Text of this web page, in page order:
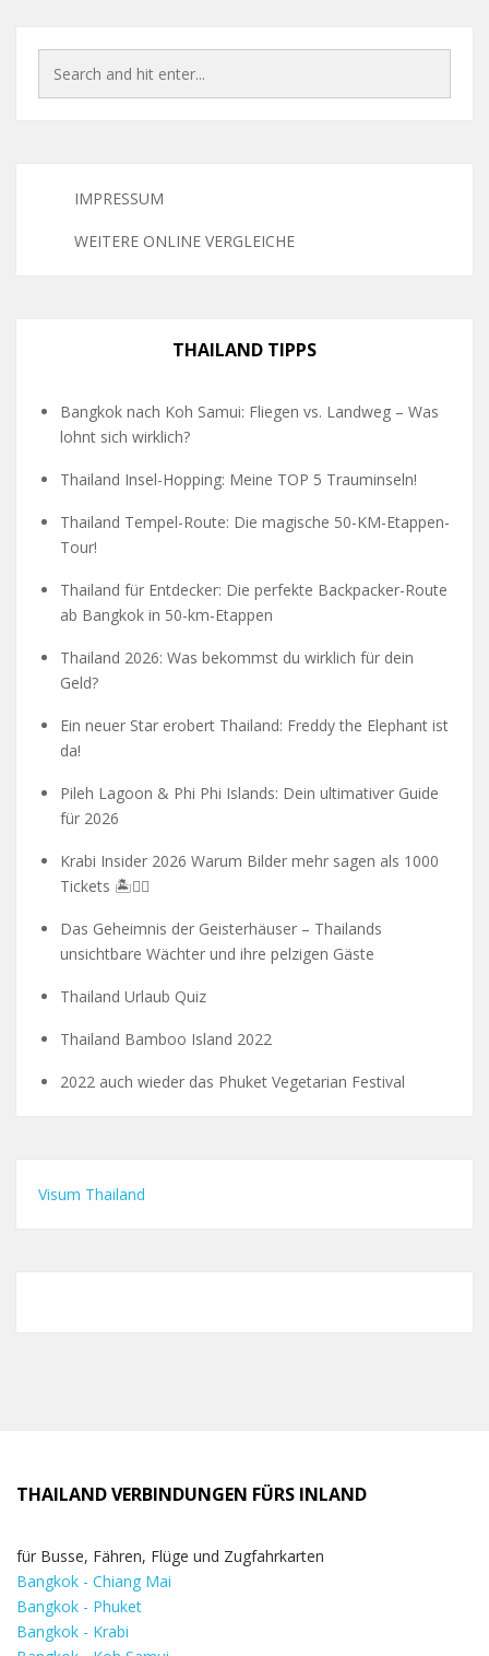
IMPRESSUM
WEITERE ONLINE VERGLEICHE
THAILAND TIPPS
Bangkok nach Koh Samui: Fliegen vs. Landweg – Was
lohnt sich wirklich?
Thailand Insel-Hopping: Meine TOP 5 Trauminseln!
Thailand Tempel-Route: Die magische 50-KM-Etappen-
Tour!
Thailand für Entdecker: Die perfekte Backpacker-Route
ab Bangkok in 50-km-Etappen
Thailand 2026: Was bekommst du wirklich für dein
Geld?
Ein neuer Star erobert Thailand: Freddy the Elephant ist
da!
Pileh Lagoon & Phi Phi Islands: Dein ultimativer Guide
für 2026
Krabi Insider 2026 Warum Bilder mehr sagen als 1000
Tickets 🏝️🧗‍♂️
Das Geheimnis der Geisterhäuser – Thailands
unsichtbare Wächter und ihre pelzigen Gäste
Thailand Urlaub Quiz
Thailand Bamboo Island 2022
2022 auch wieder das Phuket Vegetarian Festival
Visum Thailand
THAILAND VERBINDUNGEN FÜRS INLAND
für Busse, Fähren, Flüge und Zugfahrkarten
Bangkok - Chiang Mai
Bangkok - Phuket
Bangkok - Krabi